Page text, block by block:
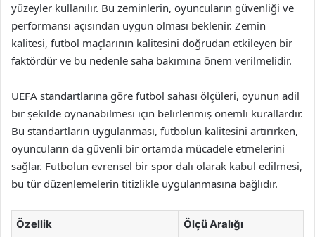
yüzeyler kullanılır. Bu zeminlerin, oyuncuların güvenliği ve
performansı açısından uygun olması beklenir. Zemin
kalitesi, futbol maçlarının kalitesini doğrudan etkileyen bir
faktördür ve bu nedenle saha bakımına önem verilmelidir.
UEFA standartlarına göre futbol sahası ölçüleri, oyunun adil
bir şekilde oynanabilmesi için belirlenmiş önemli kurallardır.
Bu standartların uygulanması, futbolun kalitesini artırırken,
oyuncuların da güvenli bir ortamda mücadele etmelerini
sağlar. Futbolun evrensel bir spor dalı olarak kabul edilmesi,
bu tür düzenlemelerin titizlikle uygulanmasına bağlıdır.
Özellik Ölçü Aralığı